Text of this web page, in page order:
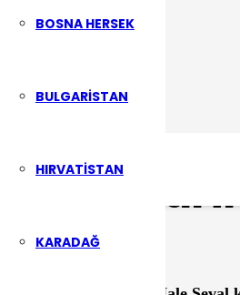
BOSNA HERSEK
BULGARISTAN
HIRVATISTAN
KARADAĞ
İçinde
Seval